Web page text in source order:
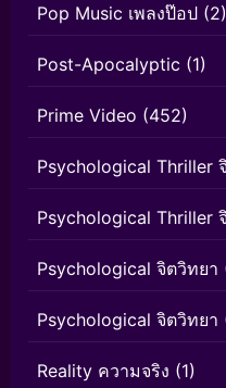
Pop Music เพลงป๊อป (2)
Post-Apocalyptic (1)
Prime Video (452)
Psychological Thriller
Psychological Thriller
Psychological จิตวิทยา
Psychological จิตวิทยา
Reality ความจริง (1)